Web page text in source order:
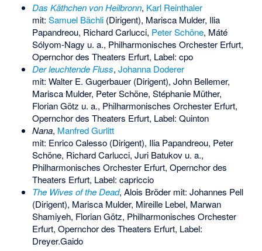
Das Käthchen von Heilbronn, Karl Reinthaler
mit: Samuel Bächli(Dirigent), Marisca Mulder, Ilia
Papandreou, Richard Carlucci, Peter Schöne, Máté
Sólyom-Nagy u. a., Philharmonisches Orchester Erfurt,
Opernchor des Theaters Erfurt, Label: cpo
Der leuchtende Fluss, Johanna Doderer
mit: Walter E. Gugerbauer(Dirigent), John Bellemer,
Marisca Mulder, Peter Schöne, Stéphanie Müther,
Florian Götz u. a., Philharmonisches Orchester Erfurt,
Opernchor des Theaters Erfurt, Label: Quinton
Nana, Manfred Gurlitt
mit: Enrico Calesso (Dirigent), Ilia Papandreou, Peter
Schöne, Richard Carlucci, Juri Batukov u. a.,
Philharmonisches Orchester Erfurt, Opernchor des
Theaters Erfurt, Label: capriccio
The Wives of the Dead, Alois Bröder mit: Johannes Pell
(Dirigent), Marisca Mulder, Mireille Lebel, Marwan
Shamiyeh, Florian Götz, Philharmonisches Orchester
Erfurt, Opernchor des Theaters Erfurt, Label:
Dreyer.Gaido